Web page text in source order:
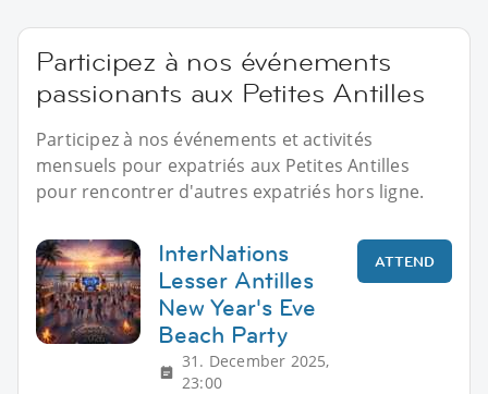
Participez à nos événements
passionants aux Petites Antilles
Participez à nos événements et activités
mensuels pour expatriés aux Petites Antilles
pour rencontrer d'autres expatriés hors ligne.
InterNations
Lesser Antilles
New Year's Eve
Beach Party
31. December 2025,
23:00
ATTEND